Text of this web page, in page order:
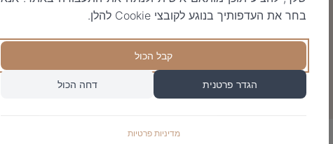
בחר את העדפותיך בנוגע לקובצי Cookie להלן.
קבל הכול
הגדר פרטנית דחה הכול
מדיניות פרטיות